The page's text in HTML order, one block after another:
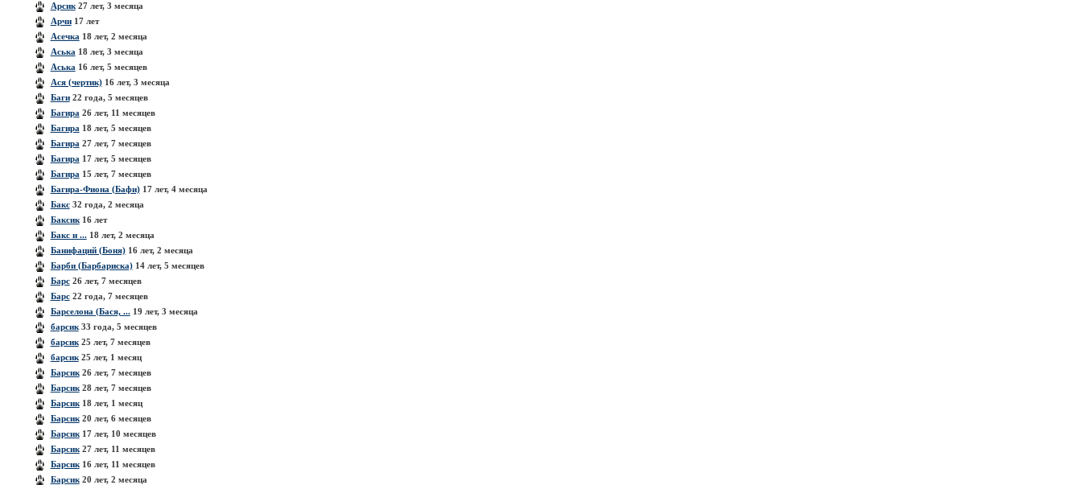
Арсик27 лет, 3 месяца
Арчи17 лет
Асечка 18 лет, 2 месяца
Аська 18 лет, 3 месяца
Аська 16 лет, 5 месяцев
Ася (чертик)16 лет, 3 месяца
Баги22 года, 5 месяцев
Багира 26 лет, 11 месяцев
Багира 18 лет, 5 месяцев
Багира 27 лет, 7 месяцев
Багира 17 лет, 5 месяцев
Багира 15 лет, 7 месяцев
Багира-Фиона (Бафи)17 лет, 4 месяца
Бакс32 года, 2 месяца
Баксик16 лет
Бакс и ...18 лет, 2 месяца
Банифаций (Боня)16 лет, 2 месяца
Барби (Барбариска)14 лет, 5 месяцев
Барс26 лет, 7 месяцев
Барс22 года, 7 месяцев
Барселона (Бася, ...19 лет, 3 месяца
барсик33 года, 5 месяцев
барсик25 лет, 7 месяцев
барсик25 лет, 1 месяц
Барсик26 лет, 7 месяцев
Барсик28 лет, 7 месяцев
Барсик18 лет, 1 месяц
Барсик20 лет, 6 месяцев
Барсик17 лет, 10 месяцев
Барсик27 лет, 11 месяцев
Барсик16 лет, 11 месяцев
Барсик20 лет, 2 месяца